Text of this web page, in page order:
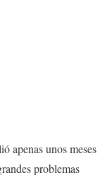
apenas unos meses
problemas